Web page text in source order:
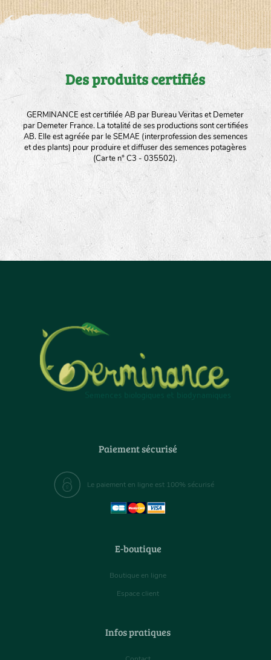
Des produits certifiés
GERMINANCE est certifilée AB par Bureau Veritas et Demeter
par Demeter France. La totalité de ses productions sont certifiées
AB. Elle est agréée par le SEMAE (interprofession des semences
et des plants) pour produire et diffuser des semences potagères
(Carte n° C3 - 035502).
Paiement sécurisé
Le paiement en ligne est 100% sécurisé
E-boutique
Boutique en ligne
Espace client
Infos pratiques